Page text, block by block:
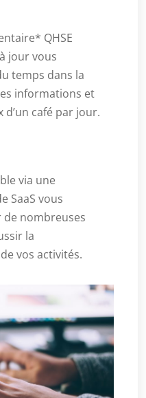
QHSE
jour vous
temps dans la
informations et
café par jour.
via une
SaaS vous
nombreuses
la
vos activités.